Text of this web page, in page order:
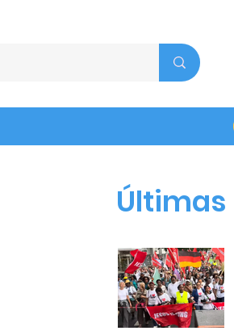
Últimas